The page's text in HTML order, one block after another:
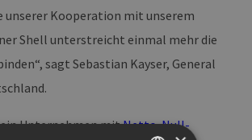
unserer Kooperation mit unserem
Shell unterstreicht einmal mehr die
sagt Sebastian Kayser, General
Unternehmen mitNetto-Null-